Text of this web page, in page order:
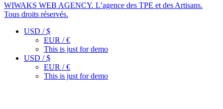
WIWAKS WEB AGENCY. L’agence des TPE et des Artisans.
Tous droits réservés.
USD / $
EUR / €
This is just for demo
USD / $
EUR / €
This is just for demo